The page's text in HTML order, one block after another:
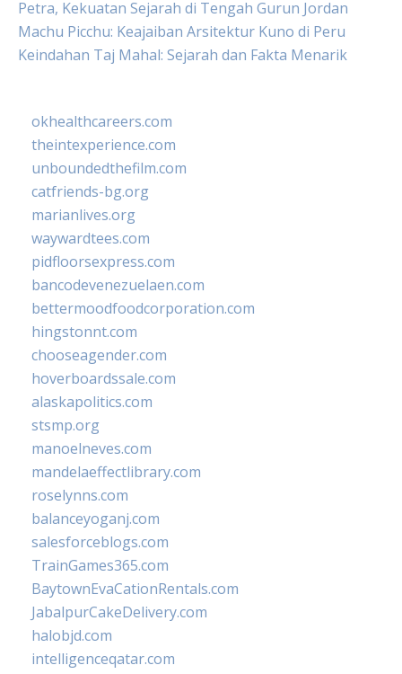
Petra, Kekuatan Sejarah di Tengah Gurun Jordan
Machu Picchu: Keajaiban Arsitektur Kuno di Peru
Keindahan Taj Mahal: Sejarah dan Fakta Menarik
okhealthcareers.com
theintexperience.com
unboundedthefilm.com
catfriends-bg.org
marianlives.org
waywardtees.com
pidfloorsexpress.com
bancodevenezuelaen.com
bettermoodfoodcorporation.com
hingstonnt.com
chooseagender.com
hoverboardssale.com
alaskapolitics.com
stsmp.org
manoelneves.com
mandelaeffectlibrary.com
roselynns.com
balanceyoganj.com
salesforceblogs.com
TrainGames365.com
BaytownEvaCationRentals.com
JabalpurCakeDelivery.com
halobjd.com
intelligenceqatar.com